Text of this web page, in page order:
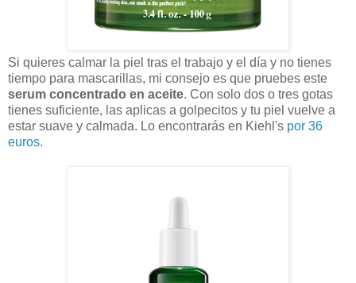
Si quieres calmar la piel tras el trabajo y el día y no tienes
tiempo para mascarillas, mi consejo es que pruebes este
serum concentrado en aceite. Con solo dos o tres gotas
tienes suficiente, las aplicas a golpecitos y tu piel vuelve a
estar suave y calmada. Lo encontrarás en Kiehl's por 36
euros.